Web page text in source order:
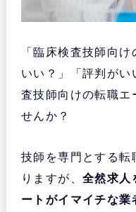
「臨床検査技師向
いい？」「評判がい
査技師向けの転職エ
せんか？
技師を専門とする転
りますが、 全然求人
ートがイマイチな業